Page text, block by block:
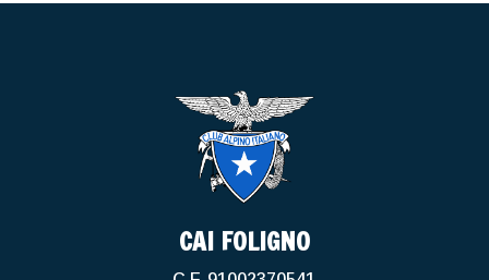
CAI FOLIGNO